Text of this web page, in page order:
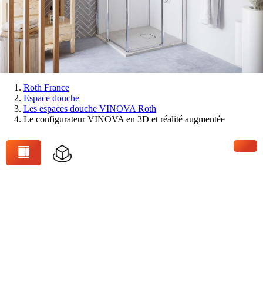
Vous
êtes
Roth France
Espace douche
Les espaces douche VINOVA Roth
Le configurateur VINOVA en 3D et réalité augmentée